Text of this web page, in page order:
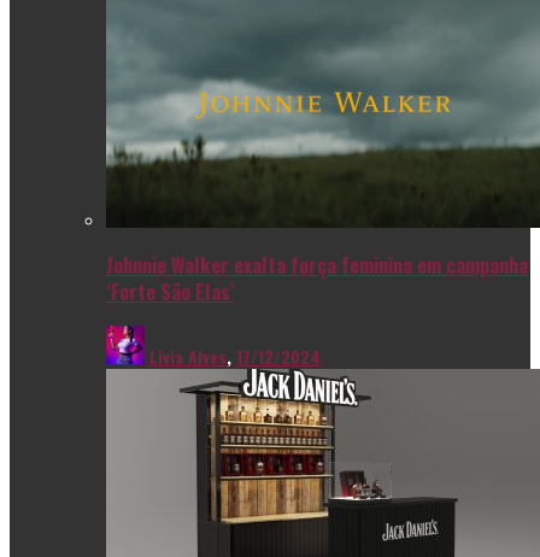
Johnnie Walker exalta força feminina em campanha
‘Forte São Elas’
Livia Alves,17/12/2024